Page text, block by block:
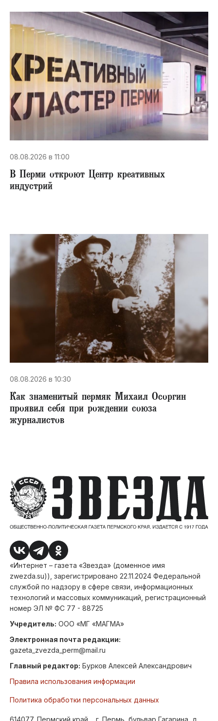
08.08.2026 в 11:00
В Перми откроют Центр креативных
индустрий
08.08.2026 в 10:30
​Как знаменитый пермяк Михаил Осоргин
проявил себя при рождении союза
журналистов
«Интернет – газета «Звезда» (доменное имя
zwezda.su)), зарегистрировано 22.11.2024 Федеральной
службой по надзору в сфере связи, информационных
технологий и массовых коммуникаций, регистрационный
номер ЭЛ № ФС 77 - 88725
Учредитель: ООО «МГ «МАГМА»
Электронная почта редакции:
gazeta_zvezda_perm@mail.ru
Главный редактор: Бурков Алексей Александрович
Правила использования информации
Политика обработки персональных данных